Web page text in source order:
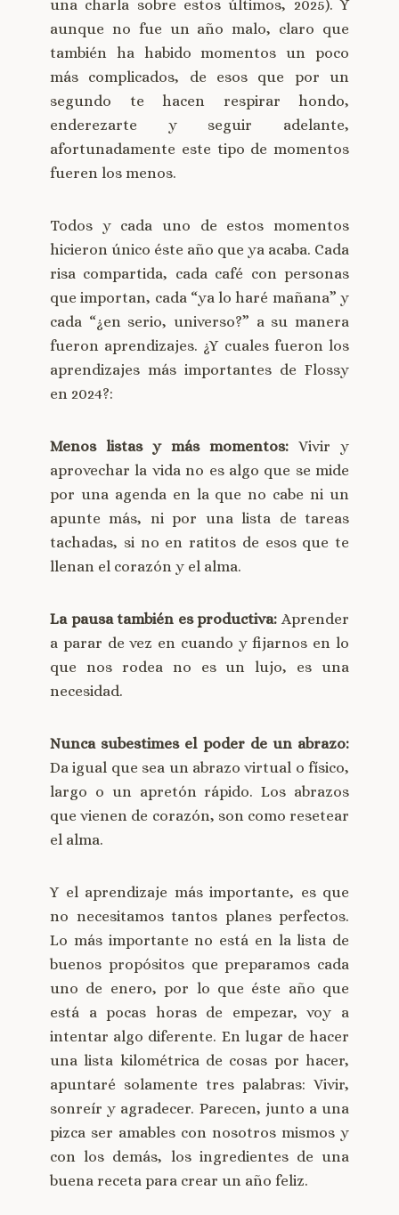
una charla sobre estos últimos, 2025). Y
aunque no fue un año malo, claro que
también ha habido momentos un poco
más complicados, de esos que por un
segundo te hacen respirar hondo,
enderezarte y seguir adelante,
afortunadamente este tipo de momentos
fueren los menos.
Todos y cada uno de estos momentos
hicieron único éste año que ya acaba. Cada
risa compartida, cada café con personas
que importan, cada “ya lo haré mañana” y
cada “¿en serio, universo?” a su manera
fueron aprendizajes. ¿Y cuales fueron los
aprendizajes más importantes de Flossy
en 2024?:
Menos listas y más momentos: Vivir y
aprovechar la vida no es algo que se mide
por una agenda en la que no cabe ni un
apunte más, ni por una lista de tareas
tachadas, si no en ratitos de esos que te
llenan el corazón y el alma.
La pausa también es productiva: Aprender
a parar de vez en cuando y fijarnos en lo
que nos rodea no es un lujo, es una
necesidad.
Nunca subestimes el poder de un abrazo:
Da igual que sea un abrazo virtual o físico,
largo o un apretón rápido. Los abrazos
que vienen de corazón, son como resetear
el alma.
Y el aprendizaje más importante, es que
no necesitamos tantos planes perfectos.
Lo más importante no está en la lista de
buenos propósitos que preparamos cada
uno de enero, por lo que éste año que
está a pocas horas de empezar, voy a
intentar algo diferente. En lugar de hacer
una lista kilométrica de cosas por hacer,
apuntaré solamente tres palabras: Vivir,
sonreír y agradecer. Parecen, junto a una
pizca ser amables con nosotros mismos y
con los demás, los ingredientes de una
buena receta para crear un año feliz.